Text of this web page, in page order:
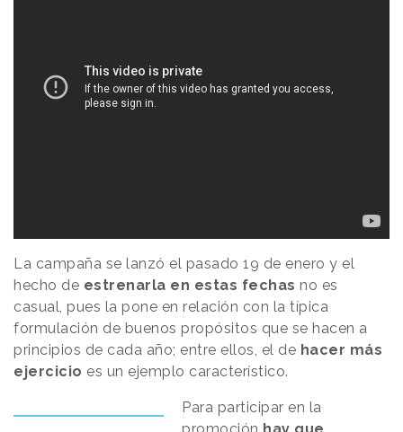
La campaña se lanzó el pasado 19 de enero y el
hecho de estrenarla en estas fechas no es
casual, pues la pone en relación con la típica
formulación de buenos propósitos que se hacen a
principios de cada año; entre ellos, el de hacer más
ejercicio es un ejemplo característico.
Para participar en la
promoción hay que